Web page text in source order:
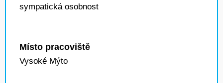
sympatická osobnost
Místo pracoviště
Vysoké Mýto